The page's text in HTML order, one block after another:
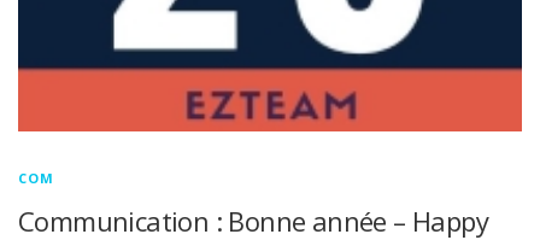
COM
Communication : Bonne année – Happy